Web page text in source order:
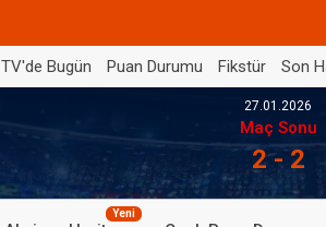
TV'de Bugün Puan Durumu Fikstür Son
27.01.2026
Maç Sonu
2 - 2
Yeni